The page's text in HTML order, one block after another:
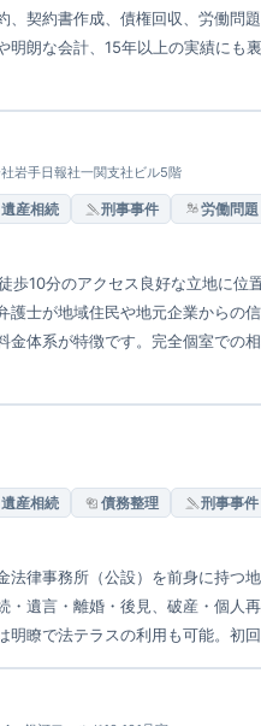
、契約書作成、債権回収、労働問
明朗な会計、15年以上の実績にも
ン・セミナー・無料相談会など
岩手日報社一関支社ビル5階
遺産相続 刑事事件 労働問題
歩10分のアクセス良好な立地に
護士が地域住民や地元企業からの
金体系が特徴です。完全個室での
います。
遺産相続 債務整理 刑事事件
法律事務所（公設）を前身に持つ
・遺言・離婚・後見、破産・個人
瞭で法テラスの利用も可能。初